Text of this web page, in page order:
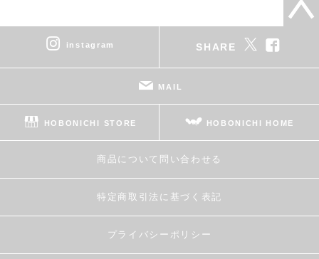
instagram SHARE
MAIL
HOBONICHI STORE HOBONICHI HOME
商品について問い合わせる
特定商取引法に基づく表記
プライバシーポリシー